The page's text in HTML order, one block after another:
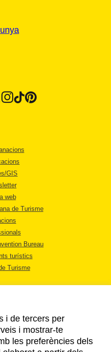
GIS
web
de Turisme
Bureau
turístics
Turisme
PRIVACITAT
i de tercers per
i mostrar-te
les preferències dels